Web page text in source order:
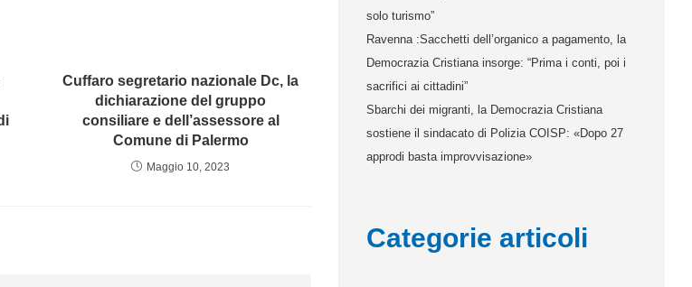
Cuffaro segretario nazionale Dc, la
dichiarazione del gruppo
consiliare e dell’assessore al
Comune di Palermo
Maggio 10, 2023
solo turismo”
Ravenna :Sacchetti dell’organico a pagamento, la
Democrazia Cristiana insorge: “Prima i conti, poi i
sacrifici ai cittadini”
Sbarchi dei migranti, la Democrazia Cristiana
sostiene il sindacato di Polizia COISP: «Dopo 27
approdi basta improvvisazione»
Categorie articoli